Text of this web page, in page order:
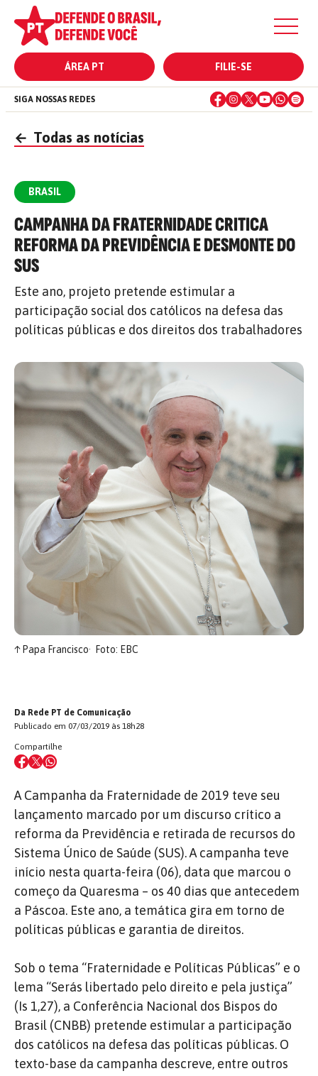
ÁREA PT FILIE-SE
SIGA NOSSAS REDES
← Todas as notícias
BRASIL
CAMPANHA DA FRATERNIDADE CRITICA
REFORMA DA PREVIDÊNCIA E DESMONTE DO
SUS
Este ano, projeto pretende estimular a
participação social dos católicos na defesa das
políticas públicas e dos direitos dos trabalhadores
↑Papa Francisco Foto: EBC
Da Rede PT de Comunicação
Publicado em 07/03/2019 às 18h28
Compartilhe
A Campanha da Fraternidade de 2019 teve seu
lançamento marcado por um discurso crítico a
reforma da Previdência e retirada de recursos do
Sistema Único de Saúde (SUS). A campanha teve
início nesta quarta-feira (06), data que marcou o
começo da Quaresma – os 40 dias que antecedem
a Páscoa. Este ano, a temática gira em torno de
políticas públicas e garantia de direitos.
Sob o tema “Fraternidade e Políticas Públicas” e o
lema “Serás libertado pelo direito e pela justiça”
(Is 1,27), a Conferência Nacional dos Bispos do
Brasil (CNBB) pretende estimular a participação
dos católicos na defesa das políticas públicas. O
texto-base da campanha descreve, entre outros